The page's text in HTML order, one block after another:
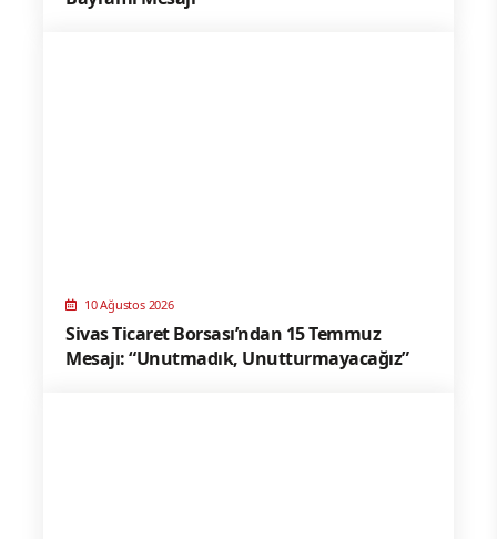
10 Ağustos 2026
Sivas Ticaret Borsası’ndan 15 Temmuz
Mesajı: “Unutmadık, Unutturmayacağız”